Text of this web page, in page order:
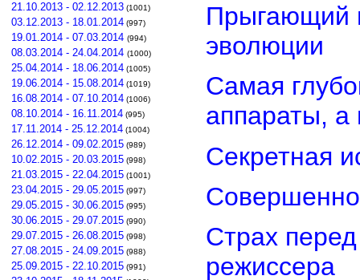
21.10.2013 - 02.12.2013 (1001)
03.12.2013 - 18.01.2014 (997)
19.01.2014 - 07.03.2014 (994)
08.03.2014 - 24.04.2014 (1000)
25.04.2014 - 18.06.2014 (1005)
19.06.2014 - 15.08.2014 (1019)
16.08.2014 - 07.10.2014 (1006)
08.10.2014 - 16.11.2014 (995)
17.11.2014 - 25.12.2014 (1004)
26.12.2014 - 09.02.2015 (989)
10.02.2015 - 20.03.2015 (998)
21.03.2015 - 22.04.2015 (1001)
23.04.2015 - 29.05.2015 (997)
29.05.2015 - 30.06.2015 (995)
30.06.2015 - 29.07.2015 (990)
29.07.2015 - 26.08.2015 (998)
27.08.2015 - 24.09.2015 (988)
25.09.2015 - 22.10.2015 (991)
Прыгающий
эволюции
Самая
аппараты, а
Секретная
Страх
режиссера